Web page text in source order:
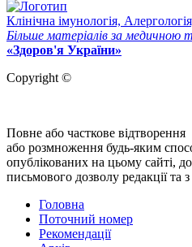
Клінічна імунологія,
Більше матеріалів за
«Здоров'я України»
Copyright ©
Повне або часткове відтворення
або розмноження будь-яким
опублікованих на цьому сайті,
письмового дозволу редакції та
Головна
Поточний номер
Рекомендації